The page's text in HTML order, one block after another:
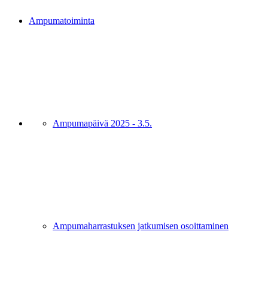
Ampumatoiminta
Ampumapäivä 2025 - 3.5.
Ampumaharrastuksen jatkumisen osoittaminen